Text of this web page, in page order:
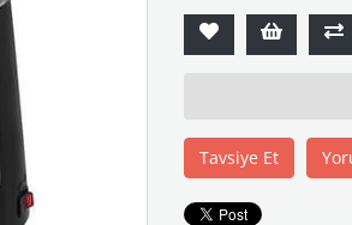
Tavsiye Et